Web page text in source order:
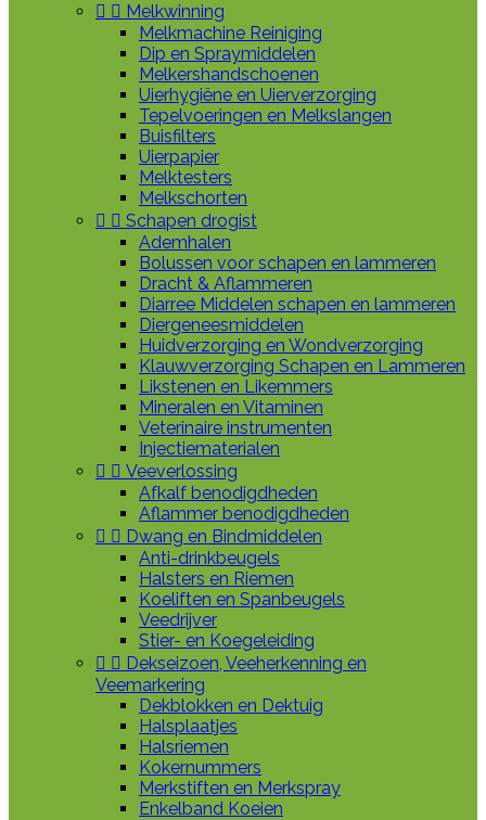
  Melkwinning
Melkmachine Reiniging
Dip en Spraymiddelen
Melkershandschoenen
Uierhygiëne en Uierverzorging
Tepelvoeringen en Melkslangen
Buisfilters
Uierpapier
Melktesters
Melkschorten
  Schapen drogist
Ademhalen
Bolussen voor schapen en lammeren
Dracht & Aflammeren
Diarree Middelen schapen en lammeren
Diergeneesmiddelen
Huidverzorging en Wondverzorging
Klauwverzorging Schapen en Lammeren
Likstenen en Likemmers
Mineralen en Vitaminen
Veterinaire instrumenten
Injectiematerialen
  Veeverlossing
Afkalf benodigdheden
Aflammer benodigdheden
  Dwang en Bindmiddelen
Anti-drinkbeugels
Halsters en Riemen
Koeliften en Spanbeugels
Veedrijver
Stier- en Koegeleiding
  Dekseizoen, Veeherkenning en
Veemarkering
Dekblokken en Dektuig
Halsplaatjes
Halsriemen
Kokernummers
Merkstiften en Merkspray
Enkelband Koeien